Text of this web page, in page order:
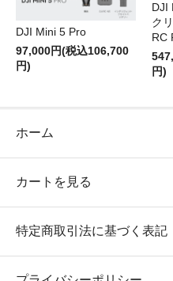
DJI Mini 5 Pro
97,000円(税込106,700
円)
DJI
ク
RC
円)
ホーム
カートを見る
特定商取引法に基づく表記